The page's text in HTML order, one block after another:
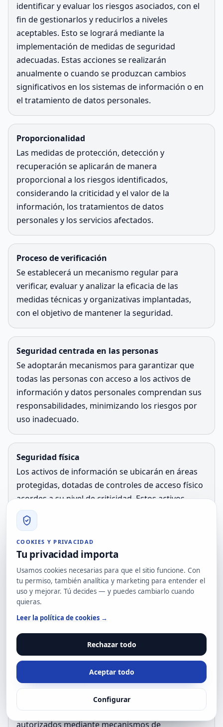
identificar y evaluar los riesgos asociados, con el
fin de gestionarlos y reducirlos a niveles
aceptables. Esto se logrará mediante la
implementación de medidas de seguridad
adecuadas. Estas acciones se realizarán
anualmente o cuando se produzcan cambios
significativos en los sistemas de información o en
el tratamiento de datos personales.
Proporcionalidad
Las medidas de protección, detección y
recuperación se aplicarán de manera
proporcional a los riesgos identificados,
considerando la criticidad y el valor de la
información, los tratamientos de datos
personales y los servicios afectados.
Proceso de verificación
Se establecerá un mecanismo regular para
verificar, evaluar y analizar la eficacia de las
medidas técnicas y organizativas implantadas,
con el objetivo de mantener la seguridad.
Seguridad centrada en las personas
Se adoptarán mecanismos para garantizar que
todas las personas con acceso a los activos de
información y datos personales comprendan sus
responsabilidades, minimizando los riesgos por
uso inadecuado.
Seguridad física
Los activos de información se ubicarán en áreas
protegidas, dotadas de controles de acceso físico
acordes a su nivel de criticidad. Estos activos
estarán protegidos frente a riesgos físicos o
ambientales mediante medidas adecuadas.
Gestión de comunicaciones y operaciones
Se implementarán procedimientos para
garantizar una gestión segura y eficiente de las
tecnologías de la información y comunicaciones,
asegurando la protección adecuada de la
información transmitida en redes según su
sensibilidad y criticidad.
Control de acceso
El acceso a los activos de información estará
limitado a usuarios, procesos y sistemas
autorizados mediante mecanismos de
COOKIES Y PRIVACIDAD
Tu privacidad importa
Usamos cookies necesarias para que el sitio funcione. Con
tu permiso, también analítica y marketing para entender el
uso y mejorar. Tú decides — y puedes cambiarlo cuando
quieras.
Leer la política de cookies →
Rechazar todo
Aceptar todo
Configurar